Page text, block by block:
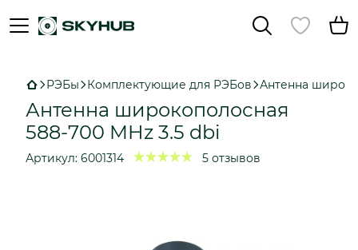
РЭБы Комплектующие для РЭБов Антенна
Антенна широкополосная
588-700 MHz 3.5 dbi
Артикул: 6001314 5 отзывов